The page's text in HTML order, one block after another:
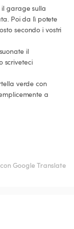
il garage sulla
Poi da lì potete
secondo i vostri
il
scriveteci
verde con
a
Google Translate